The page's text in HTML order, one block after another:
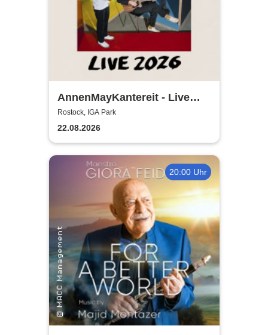
AnnenMayKantereit - Live
2026
Rostock, IGA Park
22.08.2026
20:00 Uhr